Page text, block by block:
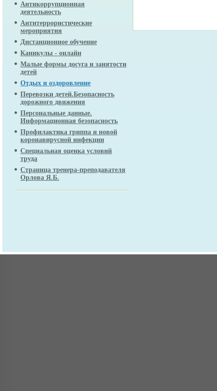
Антикоррупционная
деятельность
Антитеррористические
мероприятия
Дистанционное обучение
Каникулы - онлайн
Малые формы досуга и занятости
детей
Отдых и оздоровление
Перевозки детей.Безопасность
дорожного движения
Персональные данные.
Информационная безопасность
Профилактика гриппа и новой
коронавирусной инфекции
Специальная оценка условий
труда
Страница тренера-преподавателя
Орлова Я.Б.